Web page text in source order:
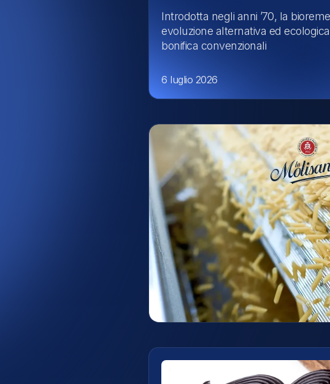
Introdotta negli anni ’70, la
evoluzione alternativa ed
bonifica convenzionali
6 luglio 2026